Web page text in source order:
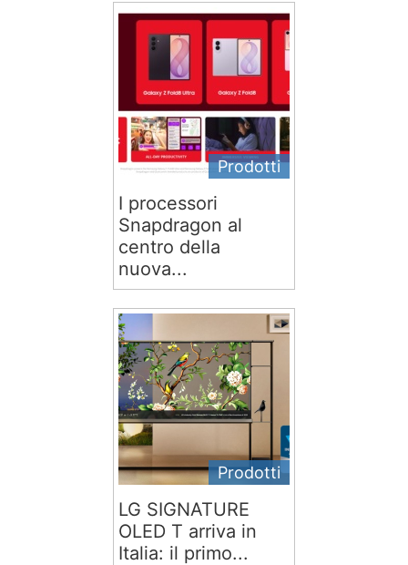
Prodotti
I processori
Snapdragon al
centro della
nuova...
Prodotti
LG SIGNATURE
OLED T arriva in
Italia: il primo...